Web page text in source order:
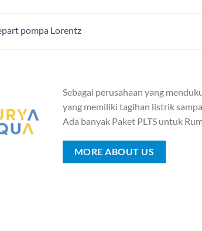
pompa Lorentz
Sebagai perusahaan yang
yang memiliki tagihan listrik
Ada banyak Paket PLTS untuk
MORE ABOUT US